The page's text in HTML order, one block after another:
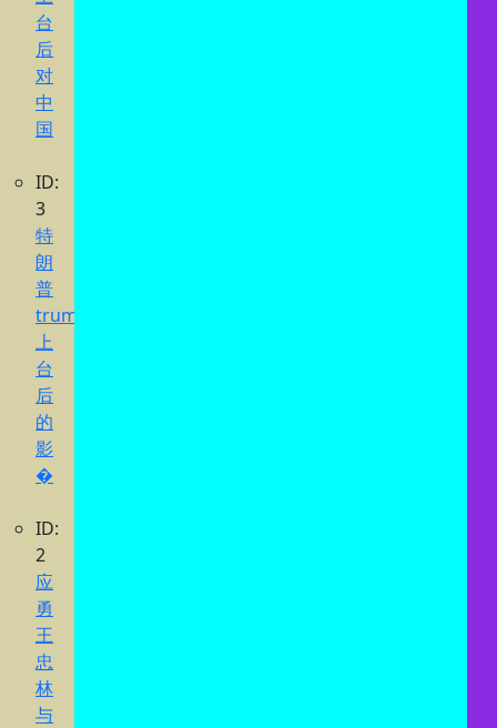
台
后
对
中
国
ID:
3
特
朗
普
trump
上
台
后
的
影
�
ID:
2
应
勇
王
忠
林
与